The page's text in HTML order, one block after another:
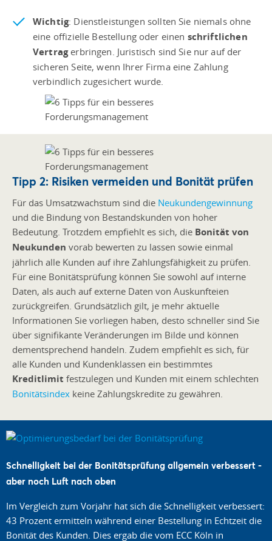
Wichtig: Dienstleistungen sollten Sie niemals ohne
eine offizielle Bestellung oder einen schriftlichen
Vertragerbringen. Juristisch sind Sie nur auf der
sicheren Seite, wenn Ihrer Firma eine Zahlung
verbindlich zugesichert wurde.
Tipp 2: Risiken vermeiden und Bonität prüfen
Für das Umsatzwachstum sind die Neukundengewinnung
und die Bindung von Bestandskunden von hoher
Bedeutung. Trotzdem empfiehlt es sich, die Bonität von
Neukunden vorab bewerten zu lassen sowie einmal
jährlich alle Kunden auf ihre Zahlungsfähigkeit zu prüfen.
Für eine Bonitätsprüfung können Sie sowohl auf interne
Daten, als auch auf externe Daten von Auskunfteien
zurückgreifen. Grundsätzlich gilt, je mehr aktuelle
Informationen Sie vorliegen haben, desto schneller sind Sie
über signifikante Veränderungen im Bilde und können
dementsprechend handeln. Zudem empfiehlt es sich, für
alle Kunden und Kundenklassen ein bestimmtes
Kreditlimit festzulegen und Kunden mit einem schlechten
Bonitätsindex keine Zahlungskredite zu gewähren.
Schnelligkeit bei der Bonitätsprüfung allgemein verbessert -
aber noch Luft nach oben
Im Vergleich zum Vorjahr hat sich die Schnelligkeit verbessert:
43 Prozent ermitteln während einer Bestellung in Echtzeit die
Bonität des Kunden. Dies ergab die vom ECC Köln in